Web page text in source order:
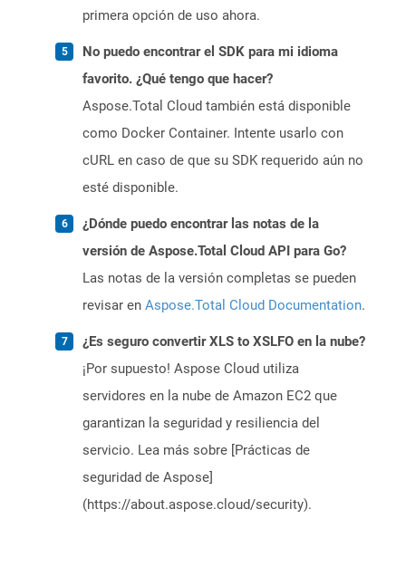
primera opción de uso ahora.
No puedo encontrar el SDK para mi idioma
favorito. ¿Qué tengo que hacer?
Aspose.Total Cloud también está disponible
como Docker Container. Intente usarlo con
cURL en caso de que su SDK requerido aún no
esté disponible.
¿Dónde puedo encontrar las notas de la
versión de Aspose.Total Cloud API para Go?
Las notas de la versión completas se pueden
revisar en Aspose.Total Cloud Documentation.
¿Es seguro convertir XLS to XSLFO en la nube?
¡Por supuesto! Aspose Cloud utiliza
servidores en la nube de Amazon EC2 que
garantizan la seguridad y resiliencia del
servicio. Lea más sobre [Prácticas de
seguridad de Aspose]
(https://about.aspose.cloud/security).